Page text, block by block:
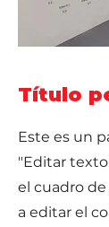
Título
Este es un
"Editar
el cuadro
a editar el